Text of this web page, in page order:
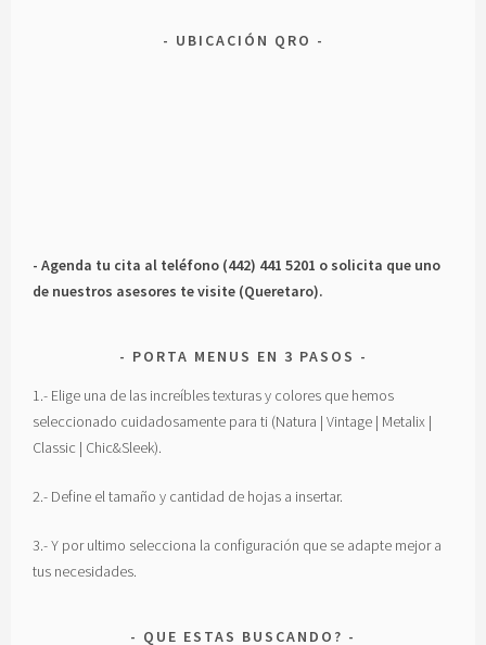
UBICACIÓN QRO
- Agenda tu cita al teléfono (442) 441 5201 o solicita que uno
de nuestros asesores te visite (Queretaro).
PORTA MENUS EN 3 PASOS
1.- Elige una de las increíbles texturas y colores que hemos
seleccionado cuidadosamente para ti (Natura | Vintage | Metalix |
Classic | Chic&Sleek).
2.- Define el tamaño y cantidad de hojas a insertar.
3.- Y por ultimo selecciona la configuración que se adapte mejor a
tus necesidades.
QUE ESTAS BUSCANDO?